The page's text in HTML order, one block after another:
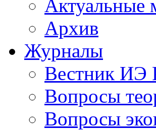
Актуальные
Архив
Журналы
Вестник ИЭ
Вопросы
Вопросы